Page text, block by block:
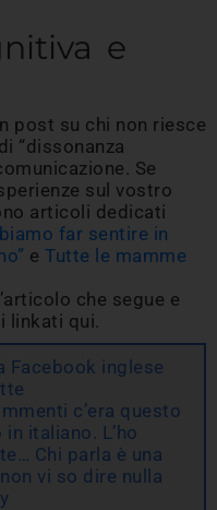
e
post su chi non riesce
“dissonanza
Se
sul vostro
articoli dedicati
far sentire in
e Tutte le mamme
che segue e
linkati qui.
Facebook inglese
c’era questo
italiano. L’ho
Chi parla è una
vi so dire nulla